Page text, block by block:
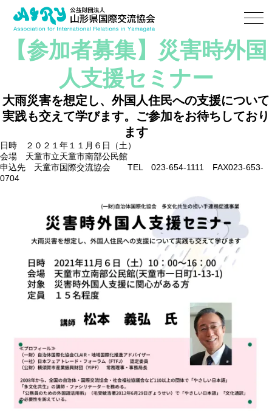
【参加者募集】 災害時外国
人支援セミナー
大雨災害を想定し、外国人住民への支援について
実践も交えて学びます。 ご参加をお待ちしており
ます
日時 ２０２１年１１月６日（土）
会場 天童市立天童市南部公民館
申込先 天童市国際交流協会 TEL 023-654-1111 FAX023-653-
0704